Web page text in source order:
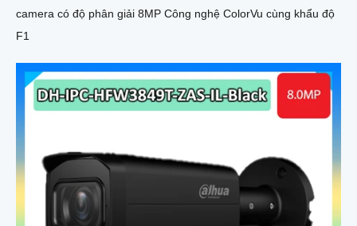
camera có độ phân giải 8MP Công nghệ ColorVu cùng khẩu độ
F1